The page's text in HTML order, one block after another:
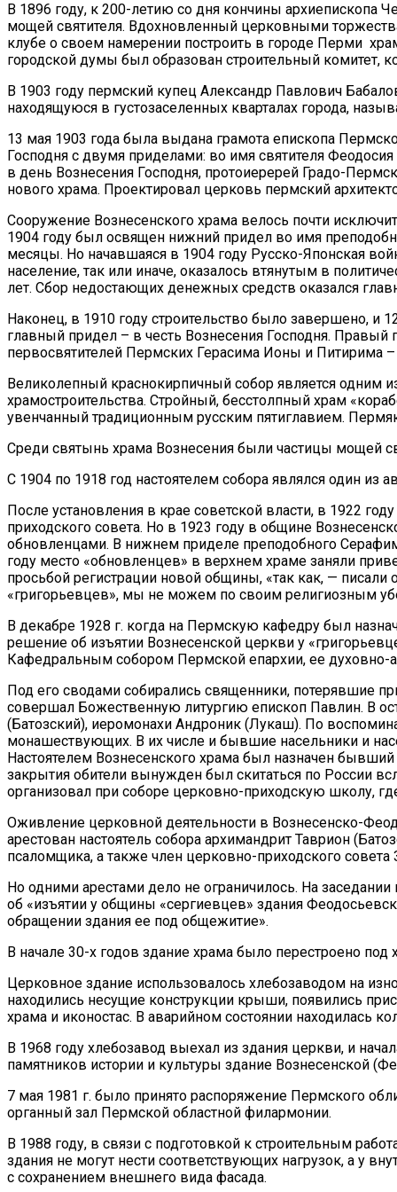
В 1896 году, к 200-летию со дня кончины архиепископа
мощей святителя. Вдохновленный церковными
клубе о своем намерении построить в городе Перми
городской думы был образован строительный комитет,
В 1903 году пермский купец Александр Павлович
находящуюся в густозаселенных кварталах города,
13 мая 1903 года была выдана грамота епископа
Господня с двумя приделами: во имя святителя
в день Вознесения Господня, протоиеререй Градо-
нового храма. Проектировал церковь пермский
Сооружение Вознесенского храма велось почти
1904 году был освящен нижний придел во имя
месяцы. Но начавшаяся в 1904 году Русско-Японская
население, так или иначе, оказалось втянутым в
лет. Сбор недостающих денежных средств оказался
Наконец, в 1910 году строительство было завершено,
главный придел – в честь Вознесения Господня.
первосвятителей Пермских Герасима Ионы и Питирима –
Великолепный краснокирпичный собор является одним
храмостроительства. Стройный, бесстолпный храм
увенчанный традиционным русским пятиглавием.
Среди святынь храма Вознесения были частицы мощей
С 1904 по 1918 год настоятелем собора являлся один
После установления в крае советской власти, в 1922
приходского совета. Но в 1923 году в общине
обновленцами. В нижнем приделе преподобного
году место «обновленцев» в верхнем храме заняли
просьбой регистрации новой общины, «так как, —
«григорьевцев», мы не можем по своим религиозным
В декабре 1928 г. когда на Пермскую кафедру был
решение об изъятии Вознесенской церкви у
Кафедральным собором Пермской епархии, ее духовно-
Под его сводами собирались священники, потерявшие
совершал Божественную литургию епископ Павлин. В
(Батозский), иеромонахи Андроник (Лукаш). По
монашествующих. В их числе и бывшие насельники и
Настоятелем Вознесенского храма был назначен
закрытия обители вынужден был скитаться по России
организовал при соборе церковно-приходскую школу,
Оживление церковной деятельности в Вознесенско-
арестован настоятель собора архимандрит Таврион
псаломщика, а также член церковно-приходского совета
Но одними арестами дело не ограничилось. На
об «изъятии у общины «сергиевцев» здания
обращении здания ее под общежитие».
В начале 30-х годов здание храма было перестроено
Церковное здание использовалось хлебозаводом на
находились несущие конструкции крыши, появились
храма и иконостас. В аварийном состоянии находилась
В 1968 году хлебозавод выехал из здания церкви, и
памятников истории и культуры здание Вознесенской
7 мая 1981 г. было принято распоряжение Пермского
органный зал Пермской областной филармонии.
В 1988 году, в связи с подготовкой к строительным
здания не могут нести соответствующих нагрузок, а у
с сохранением внешнего вида фасада.